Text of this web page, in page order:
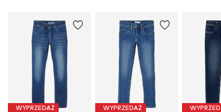
WYPRZEDAŻ WYPRZEDAŻ